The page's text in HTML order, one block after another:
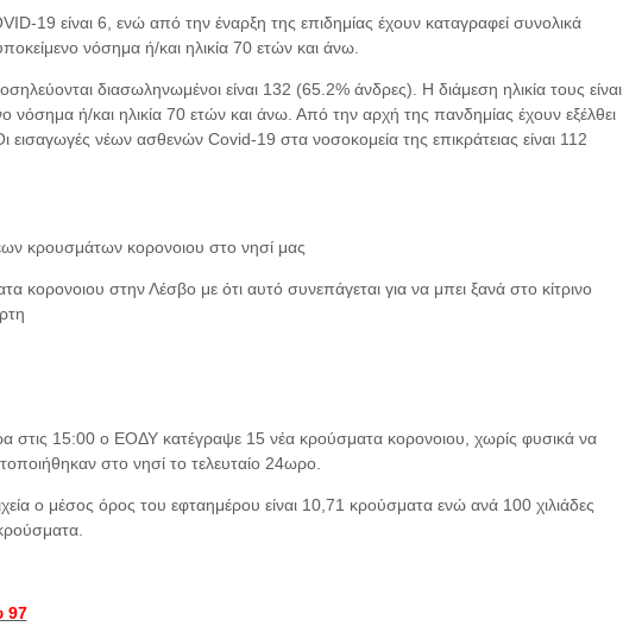
19 είναι 6, ενώ από την έναρξη της επιδημίας έχουν καταγραφεί συνολικά
νόσημα ή/και ηλικία 70 ετών και άνω.
διασωληνωμένοι είναι 132 (65.2% άνδρες). Η διάμεση ηλικία τους είναι
νόσημα ή/και ηλικία 70 ετών και άνω. Από την αρχή της πανδημίας έχουν εξέλθει
νέων ασθενών Covid-19 στα νοσοκομεία της επικράτειας είναι 112
κρουσμάτων κορονοιου στο νησί μας
κορονοιου στην Λέσβο με ότι αυτό συνεπάγεται για να μπει ξανά στο κίτρινο
στις 15:00 ο ΕΟΔΥ κατέγραψε 15 νέα κρούσματα κορονοιου, χωρίς φυσικά να
στο νησί το τελευταίο 24ωρο.
ο μέσος όρος του εφταημέρου είναι 10,71 κρούσματα ενώ ανά 100 χιλιάδες
97